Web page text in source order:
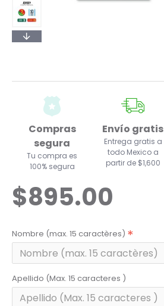
Compras
segura
Tu compra es
100% segura
Envío gratis
Entrega gratis a
todo Mexico a
partir de $1,600
$895.00
Nombre (max. 15 caractères)
Apellido (Max. 15 caracteres )